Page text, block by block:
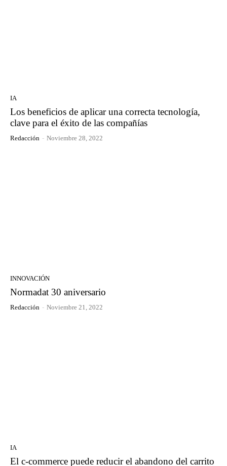
IA
Los beneficios de aplicar una correcta tecnología,
clave para el éxito de las compañías
Redacción - Noviembre 28, 2022
INNOVACIÓN
Normadat 30 aniversario
Redacción - Noviembre 21, 2022
IA
El c-commerce puede reducir el abandono del carrito